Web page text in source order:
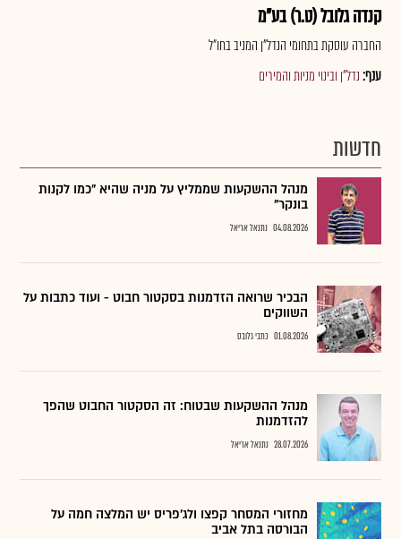
קנדה גלובל (ט.ר) בע"מ
החברה עוסקת בתחומי הנדל"ן המניב בחו"ל
ענף:נדל"ן ובינוי מניות והמירים
חדשות
מנהל ההשקעות שממליץ על מניה שהיא "כמו לקנות
בונקר"
04.08.2026 נתנאל אריאל
הבכיר שרואה הזדמנות בסקטור חבוט - ועוד כתבות על
השווקים
01.08.2026 כתבי גלובס
מנהל ההשקעות שבטוח: זה הסקטור החבוט שהפך
להזדמנות
28.07.2026 נתנאל אריאל
מחזורי המסחר קפצו ולג'פריס יש המלצה חמה על
הבורסה בתל אביב